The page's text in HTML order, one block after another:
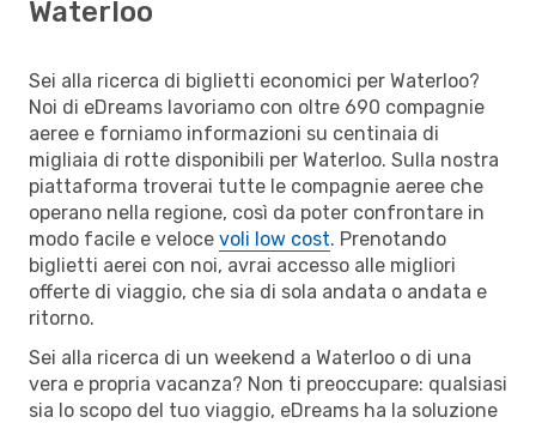
Waterloo
Sei alla ricerca di biglietti economici per Waterloo?
Noi di eDreams lavoriamo con oltre 690 compagnie
aeree e forniamo informazioni su centinaia di
migliaia di rotte disponibili per Waterloo. Sulla nostra
piattaforma troverai tutte le compagnie aeree che
operano nella regione, così da poter confrontare in
modo facile e veloce voli low cost. Prenotando
biglietti aerei con noi, avrai accesso alle migliori
offerte di viaggio, che sia di sola andata o andata e
ritorno.
Sei alla ricerca di un weekend a Waterloo o di una
vera e propria vacanza? Non ti preoccupare: qualsiasi
sia lo scopo del tuo viaggio, eDreams ha la soluzione